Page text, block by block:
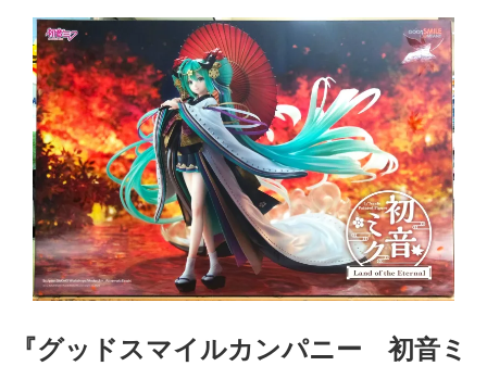
『グッドスマイルカンパニー 初音ミ